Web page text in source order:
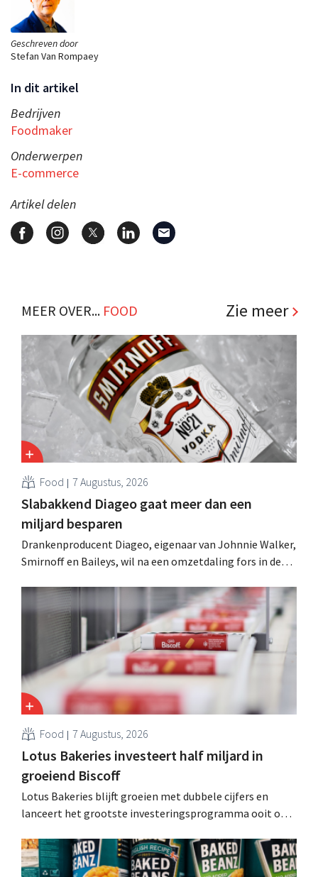
Geschreven door
Stefan Van Rompaey
In dit artikel
Bedrijven
Foodmaker
Onderwerpen
E-commerce
Artikel delen
MEER OVER... FOOD Zie meer
Food 7 Augustus, 2026
Slabakkend Diageo gaat meer dan een
miljard besparen
Drankenproducent Diageo, eigenaar van Johnnie Walker,
Smirnoff en Baileys, wil na een omzetdaling fors in de
andere Guiness en voorgemixte cocktails.
Food 7 Augustus, 2026
Lotus Bakeries investeert half miljard in
groeiend Biscoff
Lotus Bakeries blijft groeien met dubbele cijfers en
lanceert het grootste investeringsprogramma ooit om
moeten dit momentum grijpen”.